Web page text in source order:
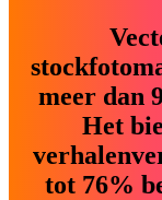
meer dan
Het
tot 76%